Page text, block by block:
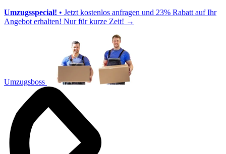
Umzugsspecial! • Jetzt kostenlos anfragen und 23% Rabatt auf Ihr
Angebot erhalten! Nur für kurze Zeit! →
Umzugsboss